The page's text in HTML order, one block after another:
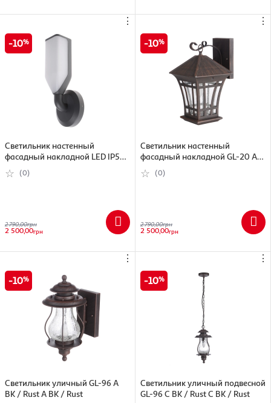
⋮
10
Светильник настенный
фасадный накладной LED IP54
PL-16/31 7W
(0)
2 790,00грн
2 500,00грн
⋮
10
Светильник настенный
фасадный накладной GL-20 AM
r20 AM rust
(0)
2 790,00грн
2 500,00грн
⋮
10
Светильник уличный GL-96 A
BK / Rust A BK / Rust
⋮
10
Светильник уличный подвесной
GL-96 C BK / Rust C BK / Rust